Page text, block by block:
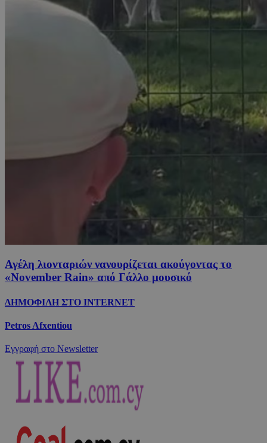
Αγέλη λιονταριών νανουρίζεται ακούγοντας το
«November Rain» από Γάλλο μουσικό
ΔΗΜΟΦΙΛΗ ΣΤΟ INTERNET
Petros Afxentiou
Εγγραφή στο Newsletter